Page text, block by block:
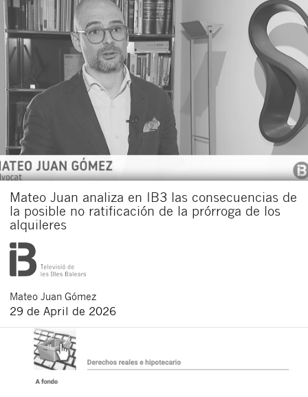
Mateo Juan analiza en IB3 las consecuencias de
la posible no ratificación de la prórroga de los
alquileres
Mateo Juan Gómez
29 de April de 2026